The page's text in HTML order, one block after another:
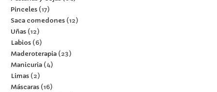
Pinceles 17
Saca comedones 12
Uñas 12
Labios 6
Maderoterapia 23
Manicuria 4
Limas 2
Máscaras 16